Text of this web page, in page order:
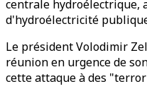
centrale hydroélectrique,
d'hydroélectricité
Le président Volodimir
réunion en urgence de
cette attaque à des